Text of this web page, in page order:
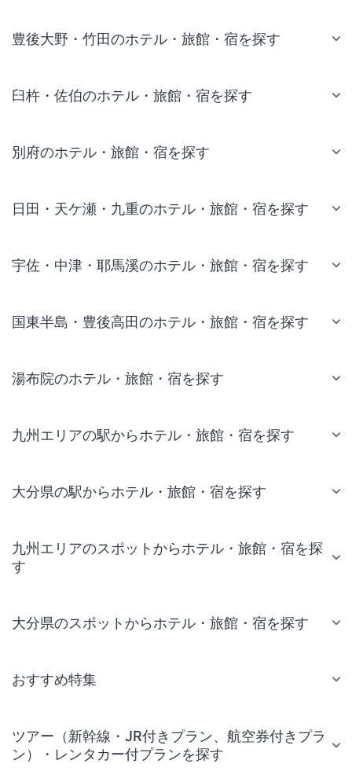
豊後大野・竹田のホテル・旅館・宿を探す
臼杵・佐伯のホテル・旅館・宿を探す
別府のホテル・旅館・宿を探す
日田・天ケ瀬・九重のホテル・旅館・宿を探す
宇佐・中津・耶馬溪のホテル・旅館・宿を探す
国東半島・豊後高田のホテル・旅館・宿を探す
湯布院のホテル・旅館・宿を探す
九州エリアの駅からホテル・旅館・宿を探す
大分県の駅からホテル・旅館・宿を探す
九州エリアのスポットからホテル・旅館・宿を探
す
大分県のスポットからホテル・旅館・宿を探す
おすすめ特集
ツアー（新幹線・JR付きプラン、航空券付きプラ
ン）・レンタカー付プランを探す